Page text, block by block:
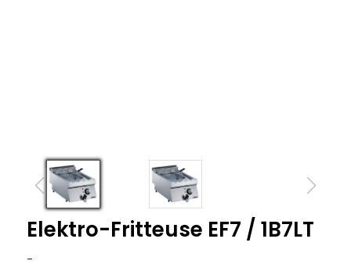
Elektro-Fritteuse EF7 / 1B7LT
-